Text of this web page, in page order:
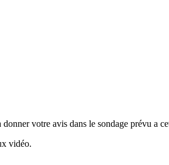
votre avis dans le sondage prévu a
vidéo.